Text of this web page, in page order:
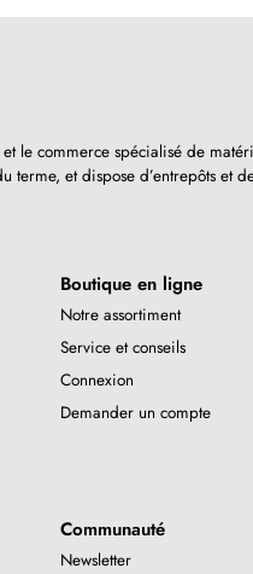
le commerce spécialisé de
terme, et dispose d’entrepôts et
Boutique en ligne
Notre assortiment
Service et conseils
Connexion
Demander un compte
Communauté
Newsletter